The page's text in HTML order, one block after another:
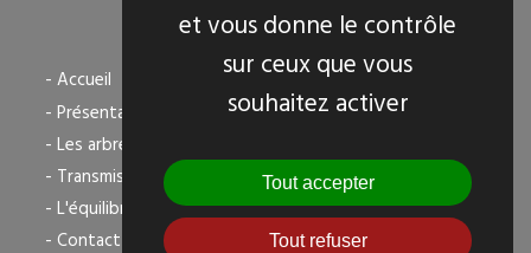
TOUS NOS SERVICES
- Accueil
- Présentation
- Les arbres de transmission
- Transmission agricole
- L'équilibrage dynamique
- Contact
et vous donne le contrôle
sur ceux que vous
souhaitez activer
Tout accepter
Tout refuser